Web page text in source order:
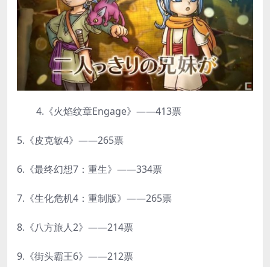
4.《火焰纹章Engage》——413票
5.《皮克敏4》——265票
6.《最终幻想7：重生》——334票
7.《生化危机4：重制版》——265票
8.《八方旅人2》——214票
9.《街头霸王6》——212票